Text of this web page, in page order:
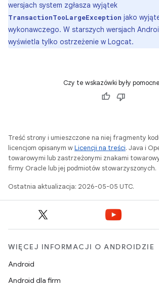
wersjach system zgłasza wyjątek
TransactionTooLargeException jako
wykonawczego. W starszych wersjach
wyświetla tylko ostrzeżenie w Logcat.
Czy te wskazówki były
Treść strony i umieszczone na niej fragmenty
licencjom opisanym wLicencji na treści. Java i
towarowymi lub zastrzeżonymi znakami
firmy Oracle lub jej podmiotów stowarzyszonych.
Ostatnia aktualizacja: 2026-05-05 UTC.
WIĘCEJ INFORMACJI O ANDROIDZIE
Android
Android dla firm